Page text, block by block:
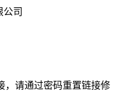
公司
，请通过密码重置链接修